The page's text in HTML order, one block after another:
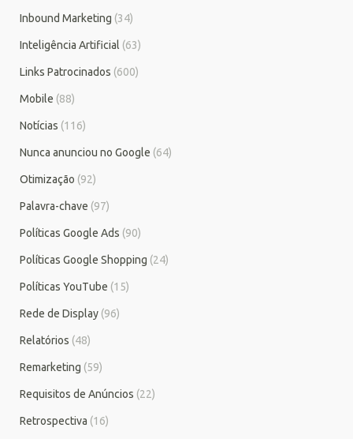
Inbound Marketing (34)
Inteligência Artificial (63)
Links Patrocinados (600)
Mobile (88)
Notícias (116)
Nunca anunciou no Google (64)
Otimização (92)
Palavra-chave (97)
Políticas Google Ads (90)
Políticas Google Shopping (24)
Políticas YouTube (15)
Rede de Display (96)
Relatórios (48)
Remarketing (59)
Requisitos de Anúncios (22)
Retrospectiva (16)